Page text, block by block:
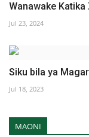
Wanawake
Jul 23, 2024
Siku bila ya
Jul 18, 2023
MAONI